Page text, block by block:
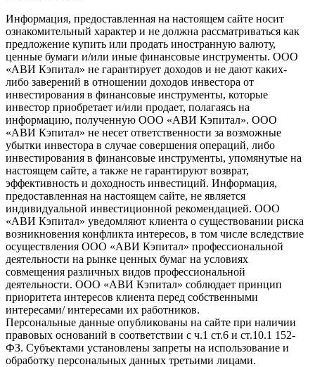
Информация, предоставленная на настоящем сайте носит
ознакомительный характер и не должна рассматриваться как
предложение купить или продать иностранную валюту,
ценные бумаги и/или иные финансовые инструменты. ООО
«АВИ Кэпитал» не гарантирует доходов и не дают каких-
либо заверений в отношении доходов инвестора от
инвестирования в финансовые инструменты, которые
инвестор приобретает и/или продает, полагаясь на
информацию, полученную ООО «АВИ Кэпитал». ООО
«АВИ Кэпитал» не несет ответственности за возможные
убытки инвестора в случае совершения операций, либо
инвестирования в финансовые инструменты, упомянутые на
настоящем сайте, а также не гарантируют возврат,
эффективность и доходность инвестиций. Информация,
предоставленная на настоящем сайте, не является
индивидуальной инвестиционной рекомендацией. ООО
«АВИ Кэпитал» уведомляют клиента о существовании риска
возникновения конфликта интересов, в том числе вследствие
осуществления ООО «АВИ Кэпитал» профессиональной
деятельности на рынке ценных бумаг на условиях
совмещения различных видов профессиональной
деятельности. ООО «АВИ Кэпитал» соблюдает принцип
приоритета интересов клиента перед собственными
интересами/ интересами их работников.
Персональные данные опубликованы на сайте при наличии
правовых оснований в соответствии с ч.1 ст.6 и ст.10.1 152-
ФЗ. Субъектами установлены запреты на использование и
обработку персональных данных третьими лицами.